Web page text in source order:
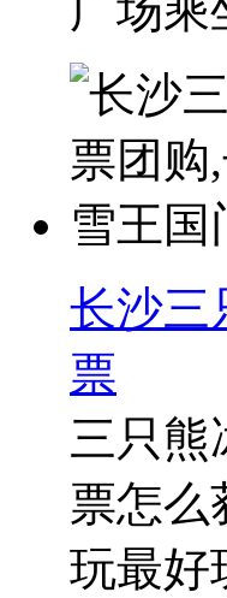
长沙三
票
三只熊
票怎么
玩最好